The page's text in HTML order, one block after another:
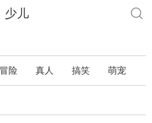
少儿
冒险 真人 搞笑 萌宠